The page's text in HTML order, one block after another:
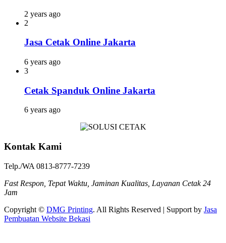
2 years ago
2
Jasa Cetak Online Jakarta
6 years ago
3
Cetak Spanduk Online Jakarta
6 years ago
Kontak Kami
Telp./WA 0813-8777-7239
Fast Respon, Tepat Waktu, Jaminan Kualitas, Layanan Cetak 24
Jam
Copyright © DMG Printing. All Rights Reserved | Support by Jasa
Pembuatan Website Bekasi